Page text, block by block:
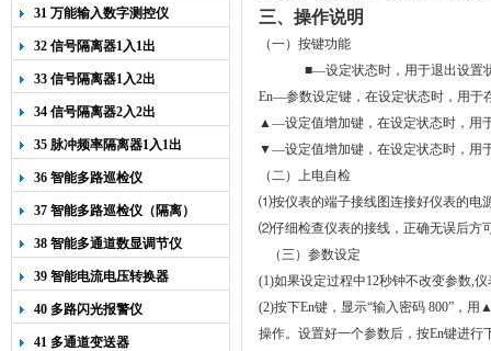
31 万能输入数字测控仪
32 信号隔离器1入1出
33 信号隔离器1入2出
34 信号隔离器2入2出
35 脉冲频率隔离器1入1出
36 智能多路巡检仪
37 智能多路巡检仪（隔离）
38 智能多通道数显调节仪
39 智能电流电压转换器
40 多路闪光报警仪
41 多通道变送器
三、操作说明
（一）按键功能
■—设定状态时 ，用于退出设置
En—参数设定键， 在设定状态时，用于
▲—设定值增加键， 在设定状态时 ，用
▼—设定值增加键， 在设定状态时 ，用
（二）上电自检
⑴按仪表的端子接线图连接好仪表的电
⑵仔细检查仪表的接线，正确无误后方
（三） 参数设定
(1)如果设定过程中12秒钟不改变参数,仪
(2)按下En键，显示“输入密码 800”，用
操作。设置好一个参数后，按En键进行